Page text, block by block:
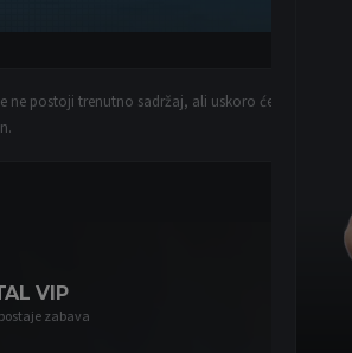
ne postoji trenutno sadržaj, ali uskoro će biti
VIP
zabava